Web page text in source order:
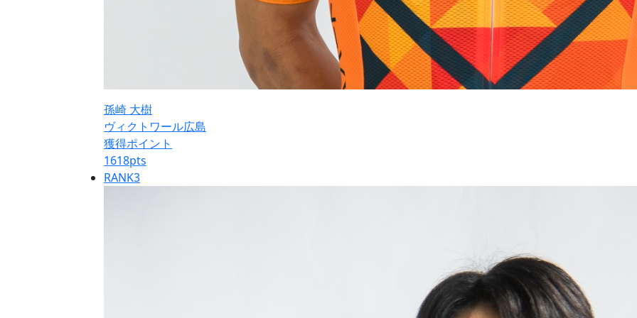
孫崎 大樹
ヴィクトワール広島
獲得ポイント
1618pts
RANK3